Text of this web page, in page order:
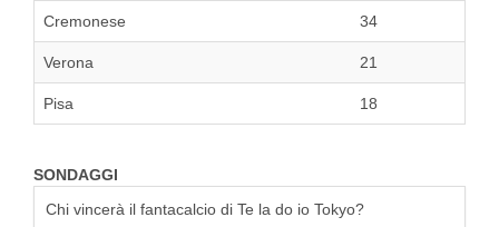
Cremonese 34
Verona 21
Pisa 18
SONDAGGI
Chi vincerà il fantacalcio di Te la do io Tokyo?